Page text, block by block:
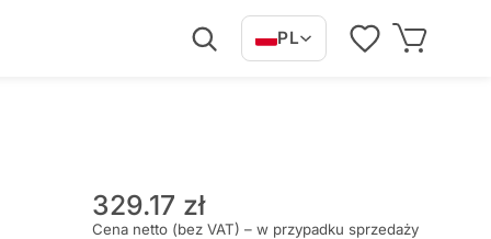
PL
329.17 zł
Cena netto (bez VAT) – w przypadku sprzedaży